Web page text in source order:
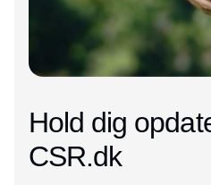
Hold dig
CSR.dk